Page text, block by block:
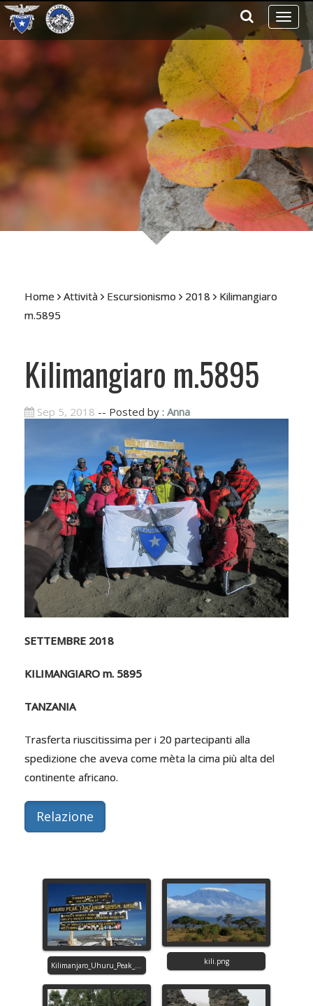
Home Attività Escursionismo 2018
Kilimangiaro
m.5895
Kilimangiaro m.5895
Sep 5, 2018 -- Posted by : Anna
SETTEMBRE 2018
KILIMANGIARO m. 5895
TANZANIA
Trasferta riuscitissima per i 20 partecipanti alla
spedizione che aveva come mèta la cima più alta del
continente africano.
Relazione